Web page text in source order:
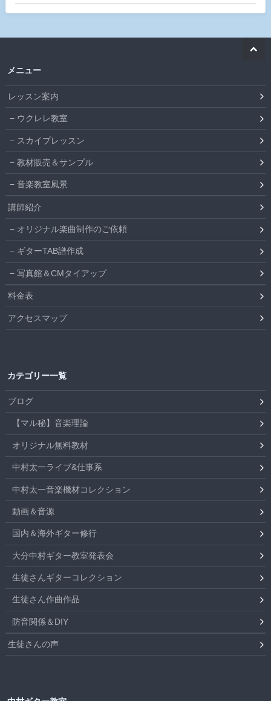
メニュー
レッスン案内
ウクレレ教室
スカイプレッスン
教材販売＆サンプル
音楽教室風景
講師紹介
オリジナル楽曲制作のご依頼
ギターTAB譜作成
写真館＆CMタイアップ
料金表
アクセスマップ
カテゴリー一覧
ブログ
【マル秘】音楽理論
オリジナル無料教材
中村太一ライブ&仕事系
中村太一音楽機材コレクション
動画＆音源
国内＆海外ギター修行
大分中村ギター教室発表会
生徒さんギターコレクション
生徒さん作曲作品
防音関係＆DIY
生徒さんの声